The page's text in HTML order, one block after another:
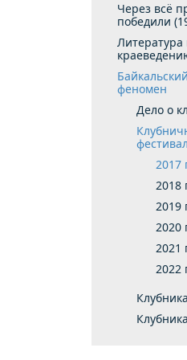
Через всё
победили
Литература
феномен
Дело о
2017
2018
2019
2020
2021
2022